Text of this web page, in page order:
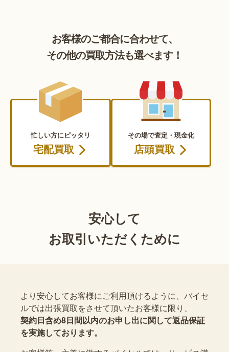
お客様のご都合に合わせて、
その他の買取方法も選べます！
忙しい方にピッタリ
宅配買取
その場で査定・現金化
店頭買取
安心して
お取引いただくために
より安心してお客様にご利用頂けるように、バイセ
ルでは出張買取をさせて頂いたお客様に限り、
契約日含め8日間以内のお申し出に関して返品保証
を実施しております。